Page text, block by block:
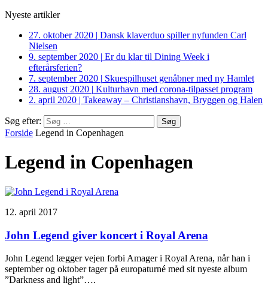
Nyeste artikler
27. oktober 2020 | Dansk klaverduo spiller nyfunden Carl
Nielsen
9. september 2020 | Er du klar til Dining Week i
efterårsferien?
7. september 2020 | Skuespilhuset genåbner med ny Hamlet
28. august 2020 | Kulturhavn med corona-tilpasset program
2. april 2020 | Takeaway – Christianshavn, Bryggen og Halen
Søg efter:
Forside Legend in Copenhagen
Legend in Copenhagen
12. april 2017
John Legend giver koncert i Royal Arena
John Legend lægger vejen forbi Amager i Royal Arena, når han i
september og oktober tager på europaturné med sit nyeste album
”Darkness and light”….